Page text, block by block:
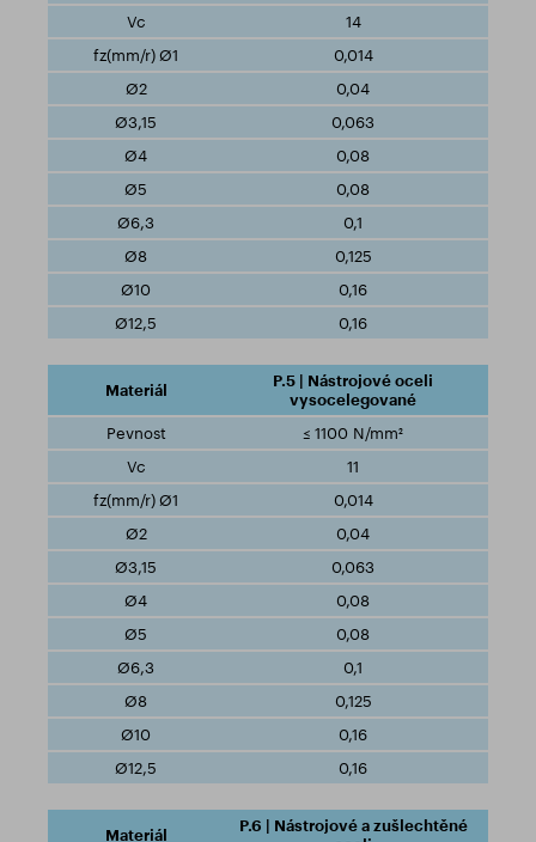
14
0,014
0,04
0,063
0,08
0,08
0,1
0,125
0,16
0,16
P.5 | Nástrojové oceli
vysocelegované
≤ 1100 N/mm²
11
0,014
0,04
0,063
0,08
0,08
0,1
0,125
0,16
0,16
P.6 | Nástrojové a zušlechtěné